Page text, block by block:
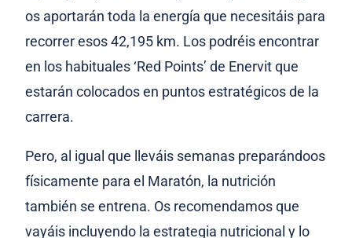
os aportarán toda la energía que necesitáis para
recorrer esos 42,195 km. Los podréis encontrar
en los habituales ‘Red Points’ de Enervit que
estarán colocados en puntos estratégicos de la
carrera.
Pero, al igual que lleváis semanas preparándoos
físicamente para el Maratón, la nutrición
también se entrena. Os recomendamos que
vayáis incluyendo la estrategia nutricional y lo